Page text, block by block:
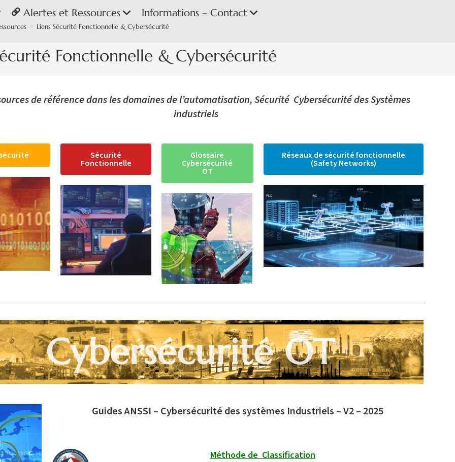
Alertes et Ressources Informations – Contact
> Liens Sécurité Fonctionnelle & Cybersécurité
Fonctionnelle & Cybersécurité
de référence dans les domaines de l’automatisation, Sécurité Cybersécurité des Systèmes
industriels
Sécurité
Fonctionnelle
Glossaire
Cybersécurité
OT
Réseaux de sécurité fonctionnelle
(Safety Networks)
Cybersécurité OT
Guides ANSSI – Cybersécurité des systèmes Industriels – V2 – 2025
Méthode de Classification